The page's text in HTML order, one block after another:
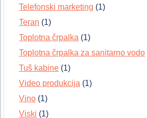
Telefonski marketing (1)
Teran (1)
Toplotna črpalka (1)
Toplotna črpalka za sanitarno vodo
Tuš kabine (1)
Video produkcija (1)
Vino (1)
Viski (1)